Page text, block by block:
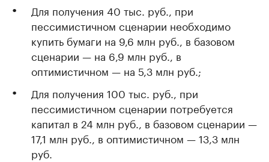
Для получения 40 тыс. руб., при
пессимистичном сценарии необходимо
купить бумаги на 9,6 млн руб., в базовом
сценарии — на 6,9 млн руб., в
оптимистичном — на 5,3 млн руб.;
Для получения 100 тыс. руб., при
пессимистичном сценарии потребуется
капитал в 24 млн руб., в базовом сценарии —
17,1 млн руб., в оптимистичном — 13,3 млн
руб.